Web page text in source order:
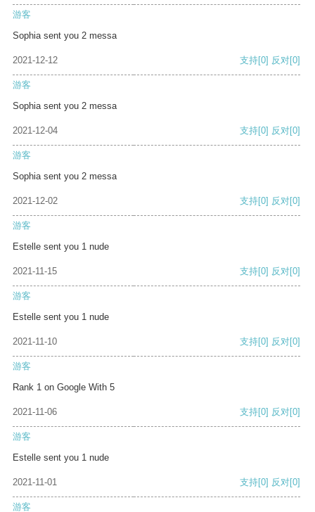
游客
Sophia sent you 2 messa
2021-12-12 支持[0] 反对[0]
游客
Sophia sent you 2 messa
2021-12-04 支持[0] 反对[0]
游客
Sophia sent you 2 messa
2021-12-02 支持[0] 反对[0]
游客
Estelle sent you 1 nude
2021-11-15 支持[0] 反对[0]
游客
Estelle sent you 1 nude
2021-11-10 支持[0] 反对[0]
游客
Rank 1 on Google With 5
2021-11-06 支持[0] 反对[0]
游客
Estelle sent you 1 nude
2021-11-01 支持[0] 反对[0]
游客